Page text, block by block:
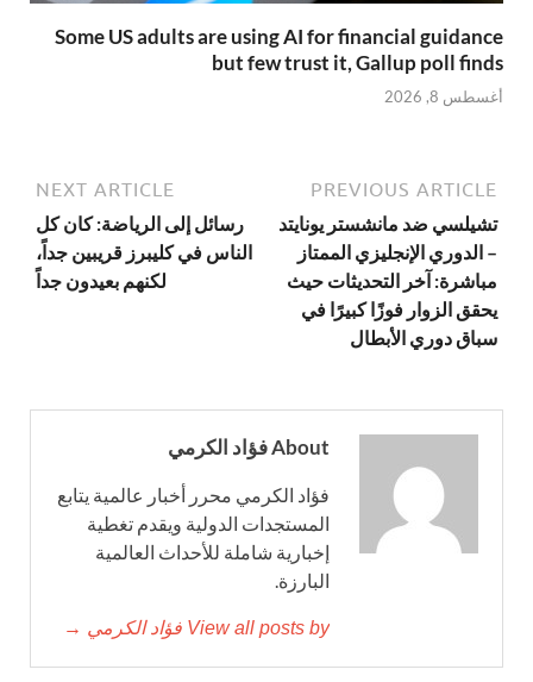
Some US adults are using AI for financial guidance
but few trust it, Gallup poll finds
أغسطس 8, 2026
PREVIOUS ARTICLE
تشيلسي ضد مانشستر يونايتد
– الدوري الإنجليزي الممتاز
مباشرة: آخر التحديثات حيث
يحقق الزوار فوزًا كبيرًا في
سباق دوري الأبطال
NEXT ARTICLE
رسائل إلى الرياضة: كان كل
الناس في كليبرز قريبين جداً،
لكنهم بعيدون جداً
About فؤاد الكرمي
فؤاد الكرمي محرر أخبار عالمية يتابع
المستجدات الدولية ويقدم تغطية
إخبارية شاملة للأحداث العالمية
البارزة.
View all posts by فؤاد الكرمي →